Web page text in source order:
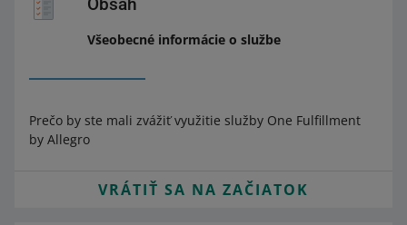
Všeobecné informácie o službe
Prečo by ste mali zvážiť využitie služby One Fulfillment
by Allegro
VRÁTIŤ SA NA ZAČIATOK